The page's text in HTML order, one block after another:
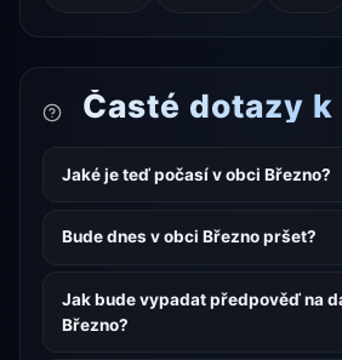
Časté dotazy
Jaké je teď počasí v obci Březno?
Bude dnes v obci Březno pršet?
Jak bude vypadat předpověď na
Březno?